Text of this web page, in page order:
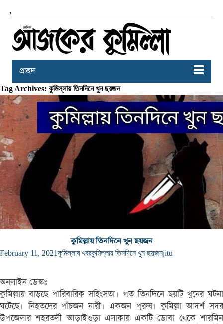
,
প্রচ্ছদ
Tag Archives: কুমিল্লায় তিনদিনে খুন ছয়জন
কুমিল্লায় তিনদিনে খুন ছয়জন
February 11, 2021কুমিল্লার খবরকুমিল্লায় তিনদিনে খুন ছয়জনjitu
অনলাইন ডেস্কঃ
কুমিল্লায় বাড়ছে পারিবারিক সহিংসতা। গত তিনদিনে ছয়টি খুনের ঘটনা
ঘটেছে। নিহতদের পাঁচজন নারী। একজন পুরুষ। কুমিল্লা আদর্শ সদর
উপজেলার শহরতলী আড়াইওড়া এলাকায় একটি ডোবা থেকে শারমিন